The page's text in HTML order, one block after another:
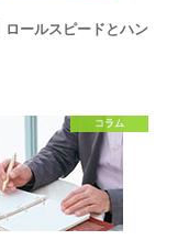
ロールスピードとハン
コラム